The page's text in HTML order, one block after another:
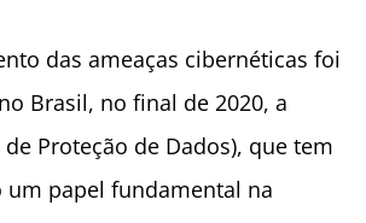
das ameaças cibernéticas foi
Brasil, no final de 2020, a
de Proteção de Dados), que tem
um papel fundamental na